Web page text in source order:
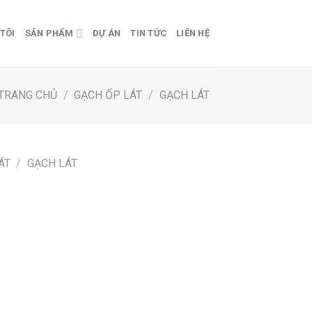
SẢN PHẨM DỰ ÁN TIN TỨC LIÊN HỆ
CHỦ / GẠCH ỐP LÁT / GẠCH LÁT
/ GẠCH LÁT